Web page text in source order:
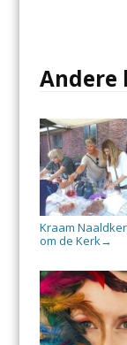
Andere
Kraam
om de Kerk→